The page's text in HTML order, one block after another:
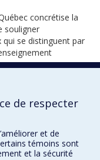
concrétise la
souligner
se distinguent par
de respecter
et de
témoins sont
et la sécurité